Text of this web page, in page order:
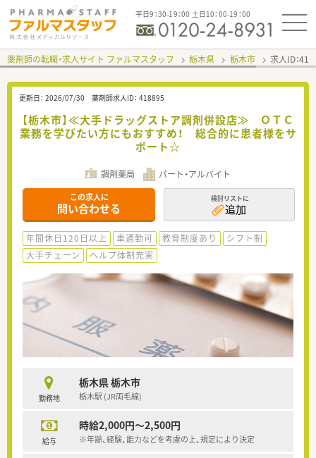
平日9：30-19：00 土日10：00-19：00
薬剤師の転職・求人サイト ファルマスタッフ 栃木県 栃木市 求人ID：
更新日： 2026/07/30 薬剤師求人ID： 418895
【栃木市】≪大手ドラッグストア調剤併設店≫ ＯＴＣ
業務を学びたい方にもおすすめ！ 総合的に患者様をサ
ポート☆
調剤薬局 パート・アルバイト
この求人に
問い合わせる
検討リストに
追加
年間休日120日以上 車通勤可 教育制度あり
シフト制
大手チェーン
ヘルプ体制充実
勤務地
栃木県 栃木市
栃木駅 (JR両毛線)
給与
時給2,000円～2,500円
※年齢、経験、能力などを考慮の上、規定により決定